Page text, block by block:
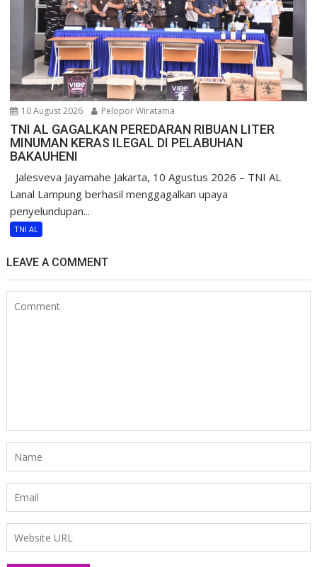
10 August 2026 Pelopor Wiratama
TNI AL GAGALKAN PEREDARAN RIBUAN LITER
MINUMAN KERAS ILEGAL DI PELABUHAN
BAKAUHENI
Jalesveva Jayamahe Jakarta, 10 Agustus 2026 – TNI AL
Lanal Lampung berhasil menggagalkan upaya
penyelundupan...
TNI AL
LEAVE A COMMENT